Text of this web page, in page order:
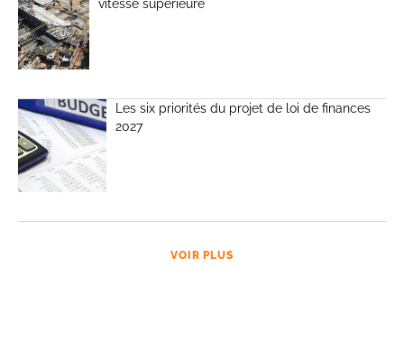
vitesse supérieure
Les six priorités du projet de loi de finances
2027
VOIR PLUS